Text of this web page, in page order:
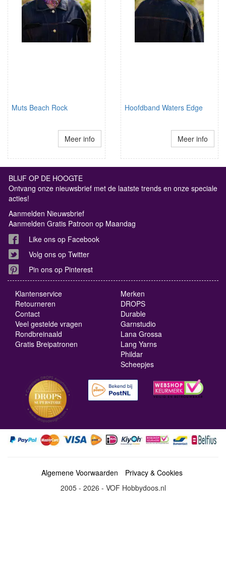
Muts Beach Rock
Meer info
Hoofdband Waters Edge
Meer info
BLIJF OP DE HOOGTE
Ontvang onze nieuwsbrief met de laatste trends en onze speciale
acties!
Aanmelden Nieuwsbrief
Aanmelden Gratis Patroon op Maandag
Like ons op Facebook
Volg ons op Twitter
Pin ons op Pinterest
Klantenservice
Retourneren
Contact
Veel gestelde vragen
Rondbreinaald
Gratis Breipatronen
Merken
DROPS
Durable
Garnstudio
Lana Grossa
Lang Yarns
Phildar
Scheepjes
Algemene Voorwaarden
Privacy & Cookies
2005 - 2026 - VOF Hobbydoos.nl